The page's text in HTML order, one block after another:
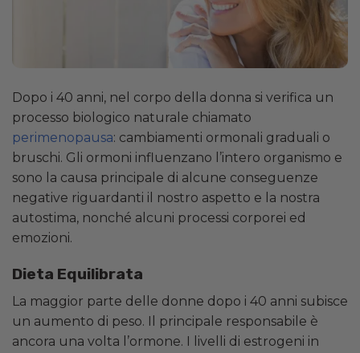
Dopo i 40 anni, nel corpo della donna si verifica un
processo biologico naturale chiamato
perimenopausa: cambiamenti ormonali graduali o
bruschi. Gli ormoni influenzano l’intero organismo e
sono la causa principale di alcune conseguenze
negative riguardanti il nostro aspetto e la nostra
autostima, nonché alcuni processi corporei ed
emozioni.
Dieta Equilibrata
La maggior parte delle donne dopo i 40 anni subisce
un aumento di peso. Il principale responsabile è
ancora una volta l’ormone. I livelli di estrogeni in